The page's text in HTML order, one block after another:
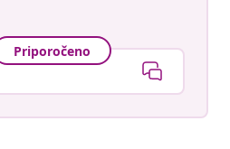
Priporočeno